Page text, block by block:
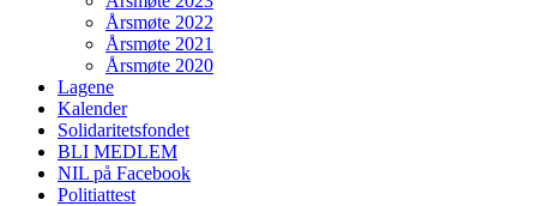
Årsmøte 2022
Årsmøte 2021
Årsmøte 2020
Lagene
Kalender
Solidaritetsfondet
BLI MEDLEM
NIL på Facebook
Politiattest